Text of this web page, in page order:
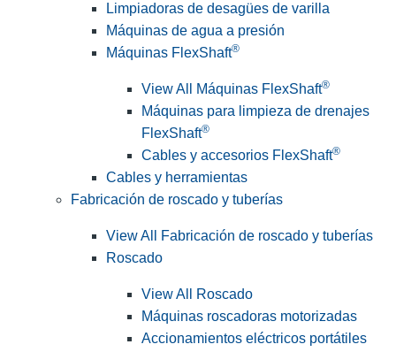
Limpiadoras de desagües de varilla
Máquinas de agua a presión
Máquinas FlexShaft®
View All Máquinas FlexShaft®
Máquinas para limpieza de drenajes
FlexShaft®
Cables y accesorios FlexShaft®
Cables y herramientas
Fabricación de roscado y tuberías
View All Fabricación de roscado y tuberías
Roscado
View All Roscado
Máquinas roscadoras motorizadas
Accionamientos eléctricos portátiles